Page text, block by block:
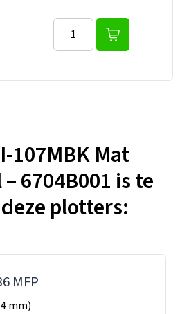
107MBK Mat
6704B001 is te
plotters:
MFP
mm)